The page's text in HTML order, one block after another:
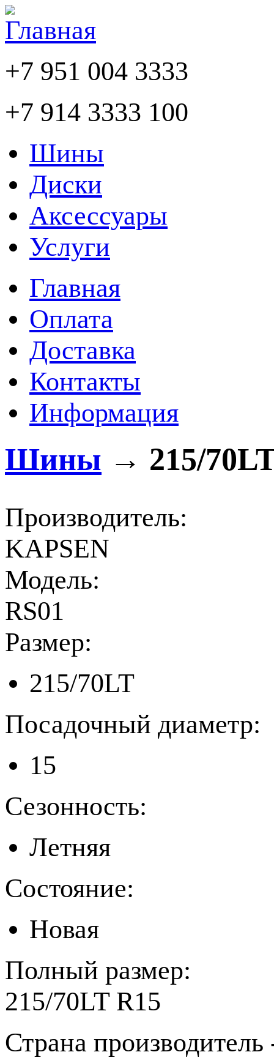
+7 951 004 3333
+7 914 3333 100
Шины
Диски
Аксессуары
Услуги
Главная
Оплата
Доставка
Контакты
Информация
Шины → 215/
Производитель:
KAPSEN
Модель:
RS01
Размер:
215/70LT
Посадочный диаметр:
15
Сезонность:
Летняя
Состояние:
Новая
Полный размер:
215/70LT R15
Страна